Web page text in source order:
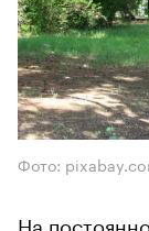
Фото:
На